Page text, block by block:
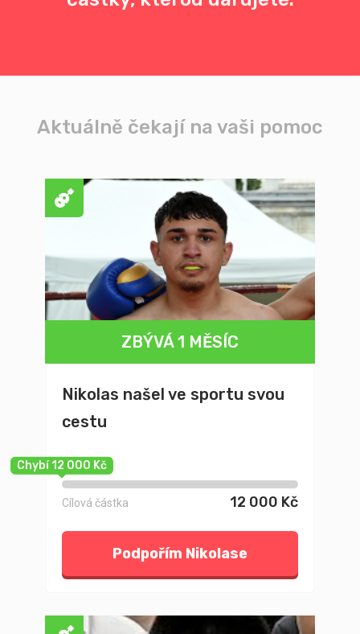
Aktuálně čekají na vaši pomoc
ZBÝVÁ 1 MĚSÍC
Nikolas našel ve sportu svou
cestu
Chybí 12 000 Kč
Cílová částka 12 000 Kč
Podpořím Nikolase